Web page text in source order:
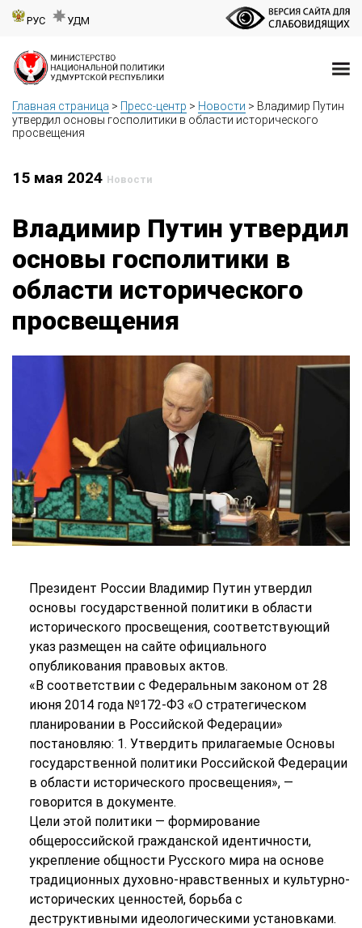
РУС УДМ
Главная страница > Пресс-центр > Новости > Владимир Путин
утвердил основы госполитики в области исторического
просвещения
15 мая 2024 Новости
Владимир Путин утвердил
основы госполитики в
области исторического
просвещения
Президент России Владимир Путин утвердил
основы государственной политики в области
исторического просвещения, соответствующий
указ размещен на сайте официального
опубликования правовых актов.
«В соответствии с Федеральным законом от 28
июня 2014 года №172-ФЗ «О стратегическом
планировании в Российской Федерации»
постановляю: 1. Утвердить прилагаемые Основы
государственной политики Российской Федерации
в области исторического просвещения», —
говорится в документе.
Цели этой политики — формирование
общероссийской гражданской идентичности,
укрепление общности Русского мира на основе
традиционных духовно-нравственных и культурно-
исторических ценностей, борьба с
деструктивными идеологическими установками.